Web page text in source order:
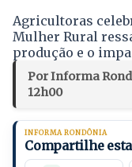
Agricultoras
Mulher Rural
produção e o
Por Informa
12h00
INFORMA RONDÔNIA
Compartilhe